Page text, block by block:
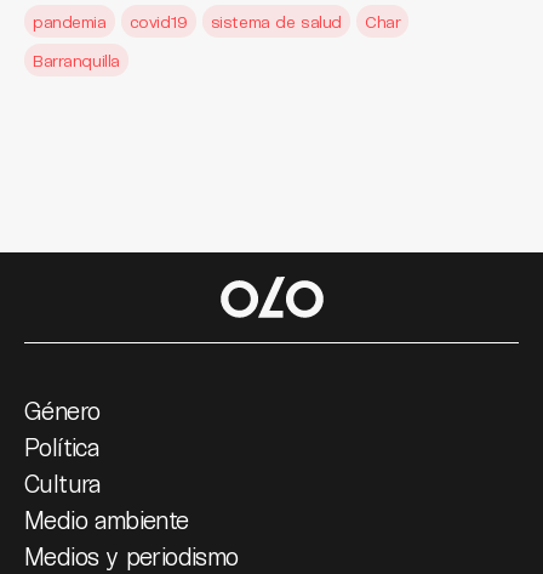
pandemia
covid19 sistema de salud
Char
Barranquilla
Género
Política
Cultura
Medio ambiente
Medios y periodismo